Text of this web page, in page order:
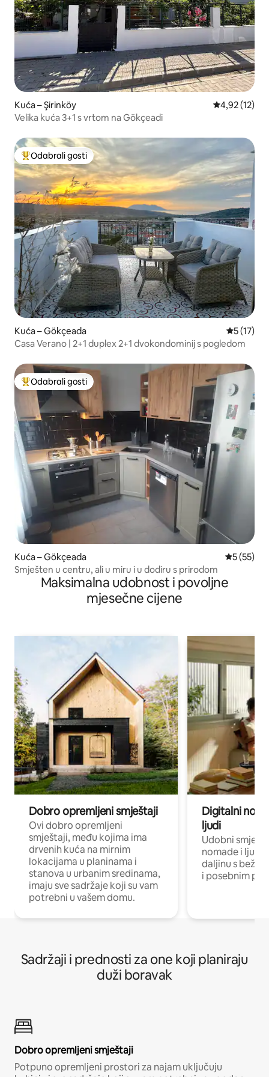
Kuća – Şirinköy Prosječna
4,92 (12)
Velika kuća 3+1 s vrtom na Gökçeadi
Među najviše rangiranima s oznakom „Odabrali gosti”
Odabrali gosti
Kuća – Gökçeada Prosječna
5 (17)
Casa Verano | 2+1 duplex 2+1 dvokondominij s pogledom
Među najviše rangiranima s oznakom „Odabrali gosti”
Odabrali gosti
Kuća – Gökçeada Prosječna
5 (55)
Smješten u centru, ali u miru i u dodiru s prirodom
Maksimalna udobnost i povoljne
mjesečne cijene
Dobro opremljeni smještaji
Ovi dobro opremljeni
smještaji, među kojima ima
drvenih kuća na mirnim
lokacijama u planinama i
stanova u urbanim sredinama,
imaju sve sadržaje koji su vam
potrebni u vašem domu.
Digitalni
ljudi
Udobni
nomade i ljude
daljinu s
i posebnim
Sadržaji i prednosti za one koji planiraju
duži boravak
Dobro opremljeni smještaji
Potpuno opremljeni prostori za najam uključuju